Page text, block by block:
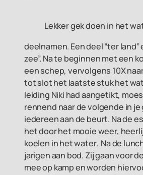
Lekker gek doen in het
deelnamen. Een deel “ter land”
zee”. Na te beginnen met een
een schep, vervolgens 10X
tot slot het laatste stuk het
leiding Niki had aangetikt,
rennend naar de volgende in je
iedereen aan de beurt. Na de
het door het mooie weer,
koelen in het water. Na de
jarigen aan bod. Zij gaan voor
mee op kamp en worden